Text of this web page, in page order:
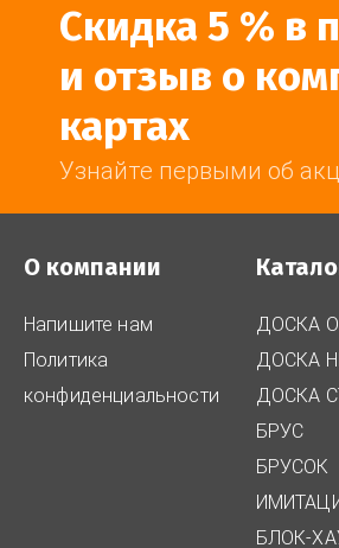
Скидка 5 % в
и отзыв о
картах
Узнайте первыми об
О компании
Напишите нам
Политика
конфиденциальности
ДОСКА
ДОСКА
ДОСКА
БРУС
БРУСОК
БЛОК-